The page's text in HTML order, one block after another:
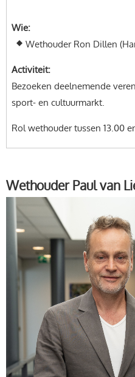
Wie
Wethouder Ron Dillen
Activiteit
Bezoeken deelnemende
sport- en cultuurmarkt.
Rol wethouder tussen 13.00
Wethouder Paul van